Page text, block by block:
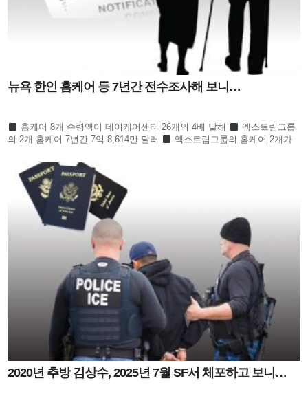
뉴욕 한인 홈케어 등 7년간 전수조사해 보니…
홈케어 8개 수령액이 데이케어센터 26개의 4배 달해
엑스트림그룹
의 2개 홈케어 7년간 7억 8,614만 달러
엑스트림그룹의 홈케어 2개가
2020년 추방 김상수, 2025년 7월 SF서 체포하고 보니…